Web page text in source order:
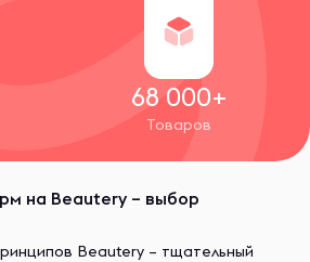
68 000+
Товаров
на Beautery – выбор
Beautery – тщательный